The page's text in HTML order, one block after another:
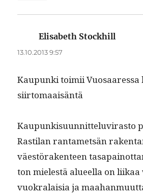
Elisabeth Stockhill
13.10.2013 9:57
Kaupun­ki toimii Vuosaa­res­sa
siirtomaaisäntä
Kaupunkisu­un­nit­telu­vi­ras­to
Rasti­lan rantamet­sän
väestörak­en­teen
ton mielestä alueel­la on
vuokralaisia ja